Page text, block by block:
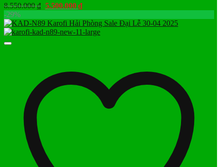
8.550.000₫ Giá
là:
8.550.000 ₫.
5.500.000 ₫Giá
tại
là:
-29%